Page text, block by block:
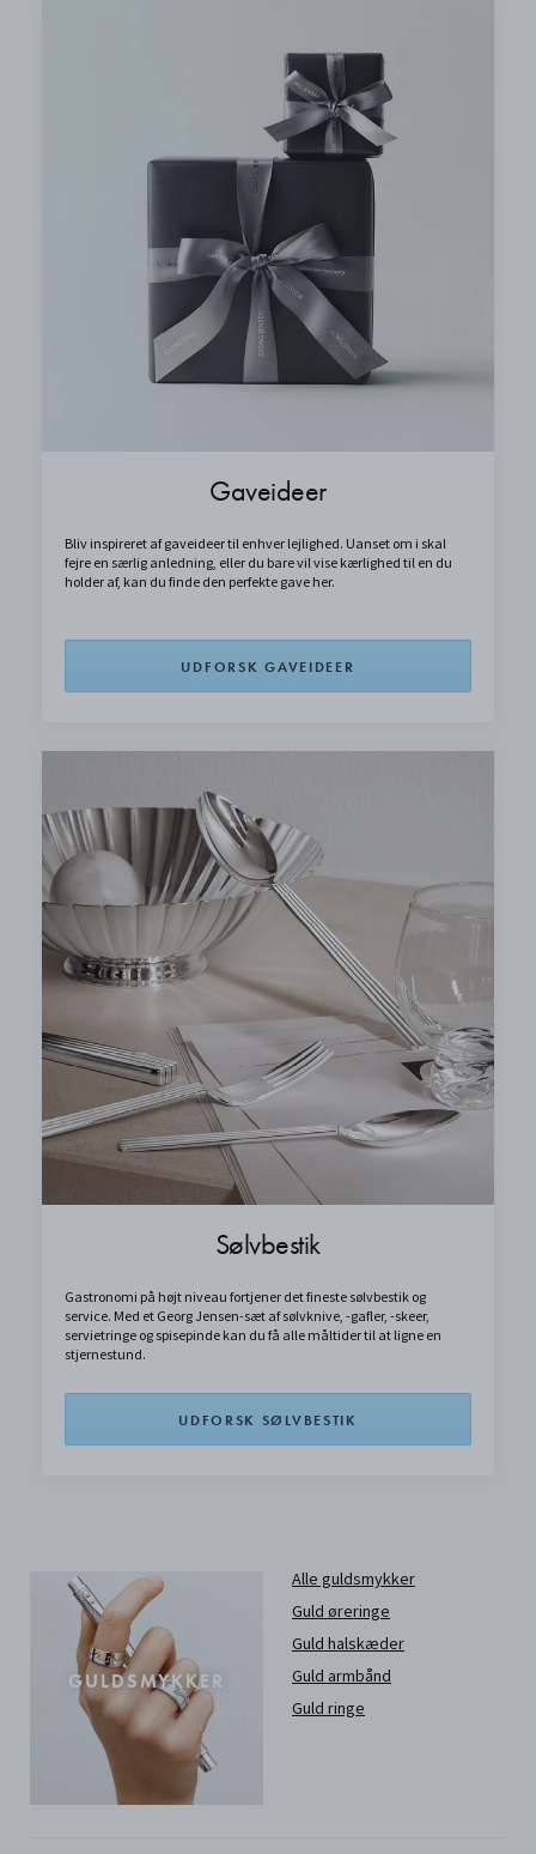
Gaveideer
Bliv inspireret af gaveideer til enhver lejlighed. Uanset om i skal
fejre en særlig anledning, eller du bare vil vise kærlighed til en du
holder af, kan du finde den perfekte gave her.
UDFORSK GAVEIDEER
Sølvbestik
Gastronomi på højt niveau fortjener det fineste sølvbestik og
service. Med et Georg Jensen-sæt af sølvknive, -gafler, -skeer,
servietringe og spisepinde kan du få alle måltider til at ligne en
stjernestund.
UDFORSK SØLVBESTIK
GULDSMYKKER
Alle guldsmykker
Guld øreringe
Guld halskæder
Guld armbånd
Guld ringe